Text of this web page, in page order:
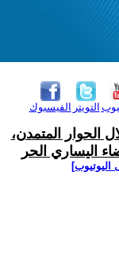
الفيسبوك التويتر
الحوار المتمدن،
اليساري الحر